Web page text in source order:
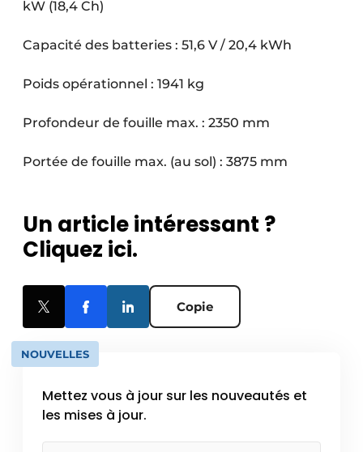
kW (18,4 Ch)
Capacité des batteries : 51,6 V / 20,4 kWh
Poids opérationnel : 1941 kg
Profondeur de fouille max. : 2350 mm
Portée de fouille max. (au sol) : 3875 mm
Un article intéressant ?
Cliquez ici.
Copie
NOUVELLES
Mettez vous à jour sur les nouveautés et
les mises à jour.